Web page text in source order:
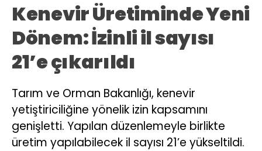
Kenevir Üretiminde Yeni
Dönem: İzinli il sayısı
21’e çıkarıldı
Tarım ve Orman Bakanlığı, kenevir
yetiştiriciliğine yönelik izin kapsamını
genişletti. Yapılan düzenlemeyle birlikte
üretim yapılabilecek il sayısı 21’e yükseltildi.